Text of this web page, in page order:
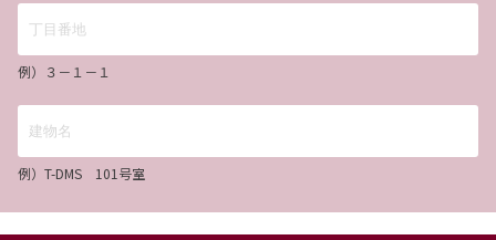
例）３－１－１
例）T-DMS 101号室